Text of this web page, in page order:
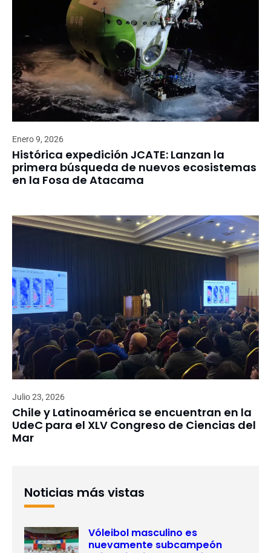
Enero 9, 2026
Histórica expedición JCATE: Lanzan la
primera búsqueda de nuevos ecosistemas
en la Fosa de Atacama
Julio 23, 2026
Chile y Latinoamérica se encuentran en la
UdeC para el XLV Congreso de Ciencias del
Mar
Noticias más vistas
Vóleibol masculino es
nuevamente subcampeón